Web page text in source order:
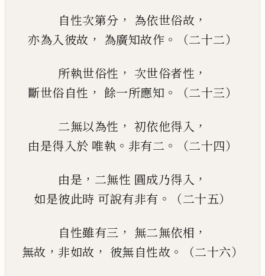
自性次第分 ， 為依世俗故 ，
亦為入彼故 ， 為廣知故作 。 （二十二）
所執世俗性 ， 次世俗者性 ，
斷世俗自性 ， 餘一所應知 。 （二十三）
二無以為性 ， 初依他得入 ，
由是得入於 唯執 。 非有二 。 （二十四）
由是 ， 二無性 圓成乃得入 ，
如是彼此時 可說有非有 。 （二十五）
自性雖有三 ， 無二無依相 ，
無故 ， 非如故 ， 彼無自性故 。 （二十六）